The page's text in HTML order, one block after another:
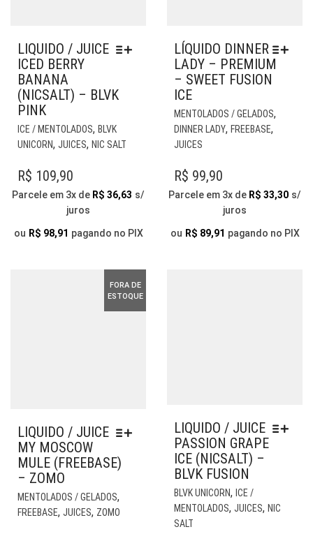
LIQUIDO / JUICE
ICED BERRY
BANANA
(NICSALT) – BLVK
PINK
ICE / MENTOLADOS, BLVK
UNICORN, JUICES, NIC SALT
PRODUTO
VARIANTES.
AS
PODEM
PÁGINA
DO
R$ 109,90
Parcele em 3x de R$ 36,63 s/
juros
ou R$ 98,91 pagando no PIX
LÍQUIDO DINNER
LADY – PREMIUM
– SWEET FUSION
ICE
MENTOLADOS / GELADOS,
DINNER LADY, FREEBASE,
JUICES
SER
R$ 99,90
Parcele em 3x de R$ 33,30 s/
juros
ou R$ 89,91 pagando no PIX
FORA DE
ESTOQUE
LIQUIDO / JUICE
MY MOSCOW
MULE (FREEBASE)
– ZOMO
MENTOLADOS / GELADOS,
FREEBASE, JUICES, ZOMO
PRODUTO
LIQUIDO / JUICE
PASSION GRAPE
ICE (NICSALT) –
BLVK FUSION
BLVK UNICORN, ICE /
MENTOLADOS, JUICES, NIC
SALT